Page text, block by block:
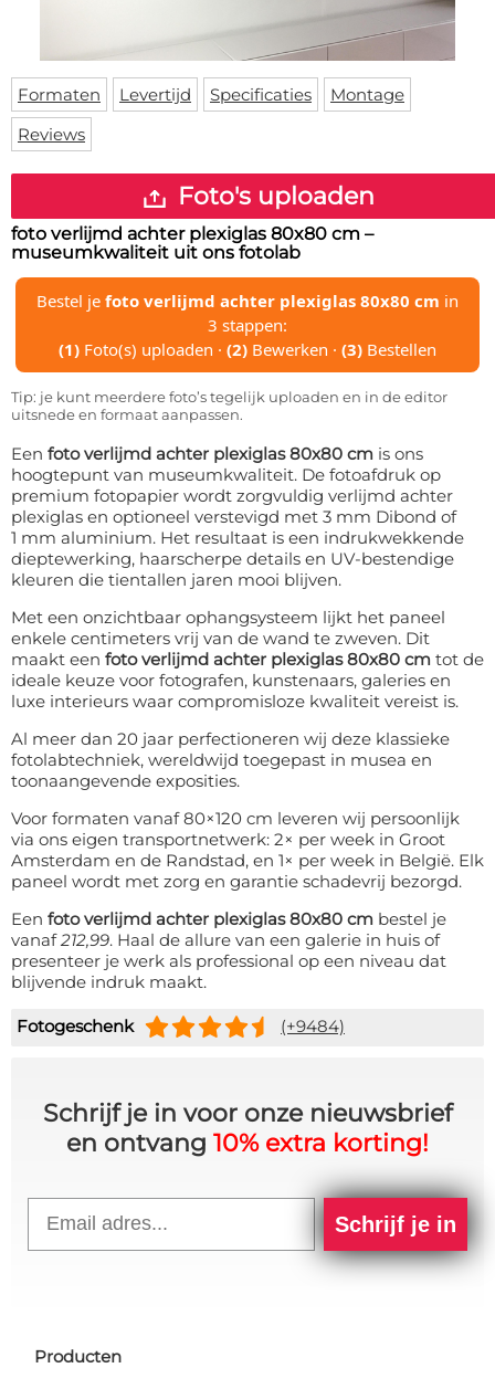
Skateboard deck
Inloggen
WhatsApp
Formaten Levertijd Specificaties
Montage
Reviews
Foto's uploaden
foto verlijmd achter plexiglas 80x80 cm –
museumkwaliteit uit ons fotolab
Bestel je foto verlijmd achter plexiglas 80x80 cm in
3 stappen:
(1) Foto(s) uploaden · (2) Bewerken · (3) Bestellen
Tip: je kunt meerdere foto’s tegelijk uploaden en in de editor
uitsnede en formaat aanpassen.
Een foto verlijmd achter plexiglas 80x80 cm is ons
hoogtepunt van museumkwaliteit. De fotoafdruk op
premium fotopapier wordt zorgvuldig verlijmd achter
plexiglas en optioneel verstevigd met 3 mm Dibond of
1 mm aluminium. Het resultaat is een indrukwekkende
dieptewerking, haarscherpe details en UV-bestendige
kleuren die tientallen jaren mooi blijven.
Met een onzichtbaar ophangsysteem lijkt het paneel
enkele centimeters vrij van de wand te zweven. Dit
maakt een foto verlijmd achter plexiglas 80x80 cm tot de
ideale keuze voor fotografen, kunstenaars, galeries en
luxe interieurs waar compromisloze kwaliteit vereist is.
Al meer dan 20 jaar perfectioneren wij deze klassieke
fotolabtechniek, wereldwijd toegepast in musea en
toonaangevende exposities.
Voor formaten vanaf 80×120 cm leveren wij persoonlijk
via ons eigen transportnetwerk: 2× per week in Groot
Amsterdam en de Randstad, en 1× per week in België. Elk
paneel wordt met zorg en garantie schadevrij bezorgd.
Een foto verlijmd achter plexiglas 80x80 cm bestel je
vanaf212,99. Haal de allure van een galerie in huis of
presenteer je werk als professional op een niveau dat
blijvende indruk maakt.
Fotogeschenk (+9484)
Schrijf je in voor onze nieuwsbrief
en ontvang 10% extra korting!
Schrijf je in
Producten